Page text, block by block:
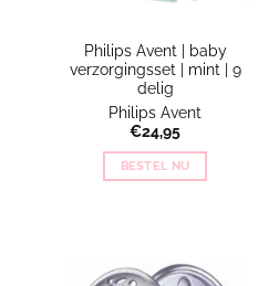
Philips Avent | baby
verzorgingsset | mint | 9
delig
Philips Avent
€24,95
BESTEL NU